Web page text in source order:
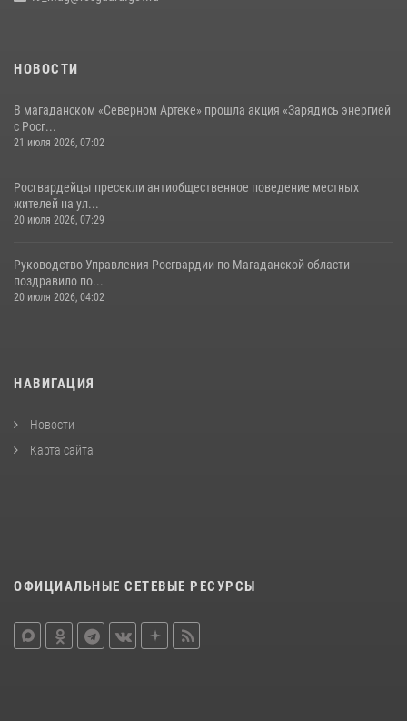
НОВОСТИ
В магаданском «Северном Артеке» прошла акция «Зарядись энергией
с Росг...
21 июля 2026, 07:02
Росгвардейцы пресекли антиобщественное поведение местных
жителей на ул...
20 июля 2026, 07:29
Руководство Управления Росгвардии по Магаданской области
поздравило по...
20 июля 2026, 04:02
НАВИГАЦИЯ
Новости
Карта сайта
ОФИЦИАЛЬНЫЕ СЕТЕВЫЕ РЕСУРСЫ